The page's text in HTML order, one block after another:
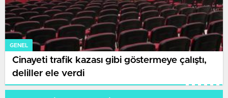
GENEL
Cinayeti trafik kazası gibi göstermeye çalıştı,
deliller ele verdi